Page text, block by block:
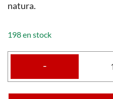
natura.
198 en stock
-